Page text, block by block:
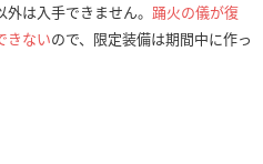
は入手できません。 踊火の儀が復
きないので、限定装備は期間中に作っ